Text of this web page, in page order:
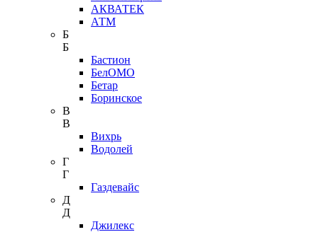
АКВАТЕК
АТМ
Б
Б
Бастион
БелОМО
Бетар
Боринское
В
В
Вихрь
Водолей
Г
Г
Газдевайс
Д
Д
Джилекс